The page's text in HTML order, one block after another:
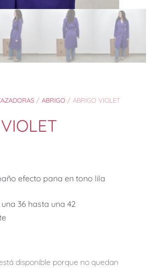
/ ABRIGO / ABRIGO VIOLET
efecto pana en tono lila
36 hasta una 42
disponible porque no quedan